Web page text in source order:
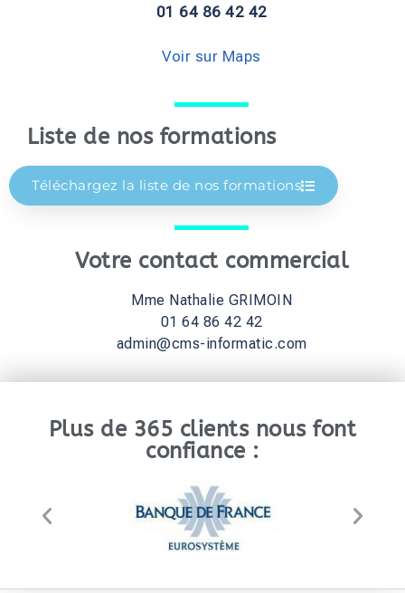
01 64 86 42 42
Voir sur Maps
Liste de nos formations
Téléchargez la liste de nos formations
Votre contact commercial
Mme Nathalie GRIMOIN
01 64 86 42 42
admin@cms-informatic.com
Plus de 365 clients nous font
confiance :